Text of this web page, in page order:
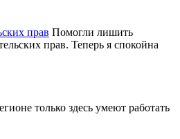
прав Помогли лишить
прав. Теперь я спокойна
только здесь умеют работать